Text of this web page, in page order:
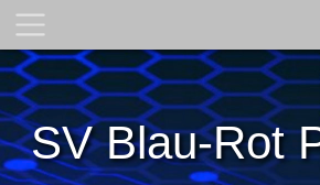
SV Blau-Rot